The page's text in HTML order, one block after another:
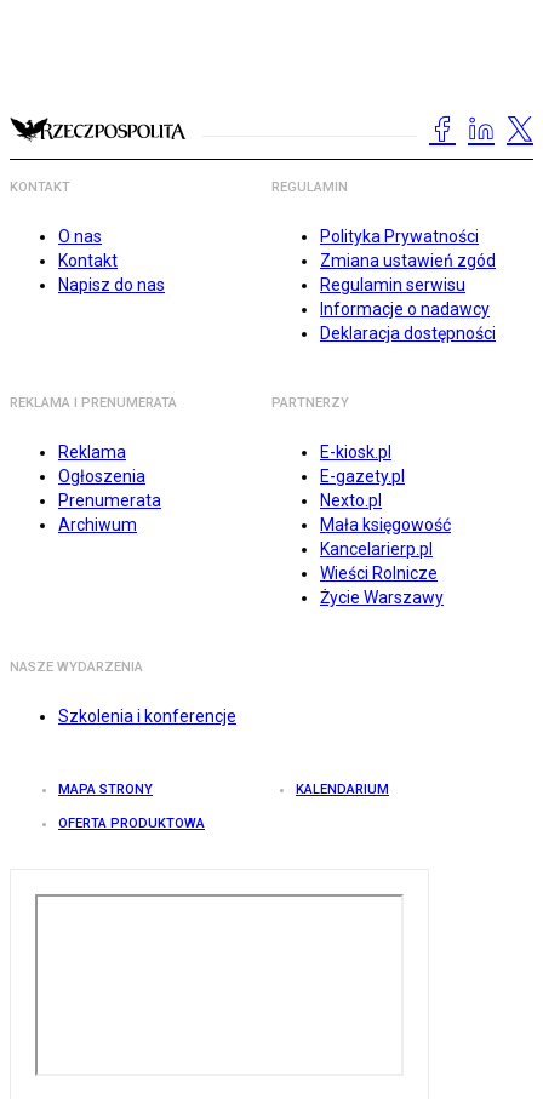
KONTAKT
O nas
Kontakt
Napisz do nas
REGULAMIN
Polityka Prywatności
Zmiana ustawień zgód
Regulamin serwisu
Informacje o nadawcy
Deklaracja dostępności
REKLAMA I PRENUMERATA
Reklama
Ogłoszenia
Prenumerata
Archiwum
PARTNERZY
E-kiosk.pl
E-gazety.pl
Nexto.pl
Mała księgowość
Kancelarierp.pl
Wieści Rolnicze
Życie Warszawy
NASZE WYDARZENIA
Szkolenia i konferencje
MAPA STRONY KALENDARIUM
OFERTA PRODUKTOWA